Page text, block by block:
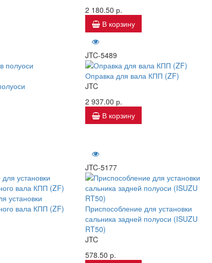
2 180.50 р.
В корзину
JTC-5489
Оправка для вала КПП (ZF)
JTC
2 937.00 р.
В корзину
установки
вала КПП (ZF)
JTC-5177
Приспособление для установки
сальника задней полуоси (ISUZU
RT50)
JTC
578.50 р.